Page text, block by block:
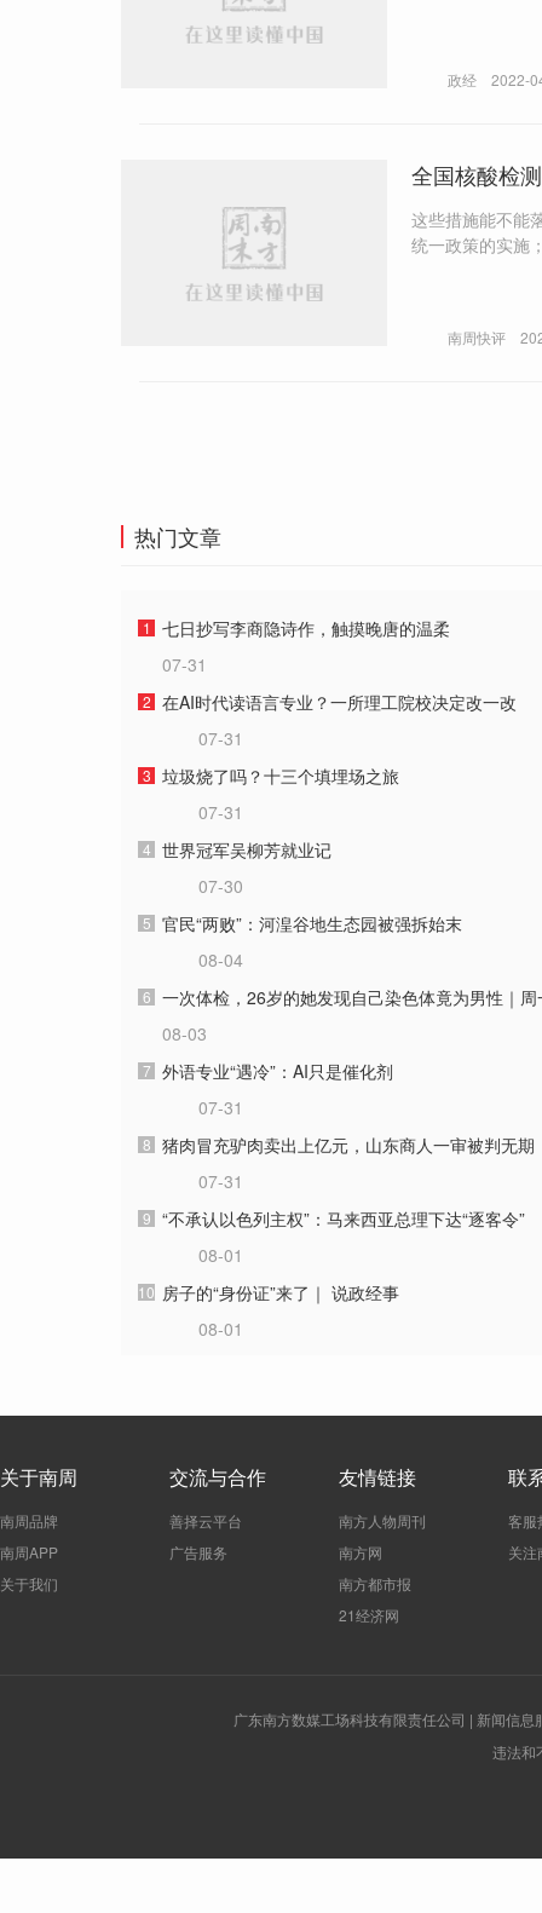
政经 2022-
全国核酸检
这些措施能不能
统一政策的实施
南周快评
热门文章
1
七日抄写李商隐诗作，触摸晚唐的温柔
07-31
2 在AI时代读语言专业？一所理工院校决定改一改
07-31
3 垃圾烧了吗？十三个填埋场之旅
07-31
4 世界冠军吴柳芳就业记
07-30
5 官民“两败”：河湟谷地生态园被强拆始末
08-04
6 一次体检，26岁的她发现自己染色体竟为男性｜周
08-03
7 外语专业“遇冷”：AI只是催化剂
07-31
8 猪肉冒充驴肉卖出上亿元，山东商人一审被判无期
07-31
9 “不承认以色列主权”：马来西亚总理下达“逐客令”
08-01
10 房子的“身份证”来了｜ 说政经事
08-01
关于南周
南周品牌
南周APP
关于我们
交流与合作
善择云平台
广告服务
友情链接
南方人物周刊
南方网
南方都市报
21经济网
联
客服
关注
广东南方数媒工场科技有限责任公司 | 新闻信
违法和